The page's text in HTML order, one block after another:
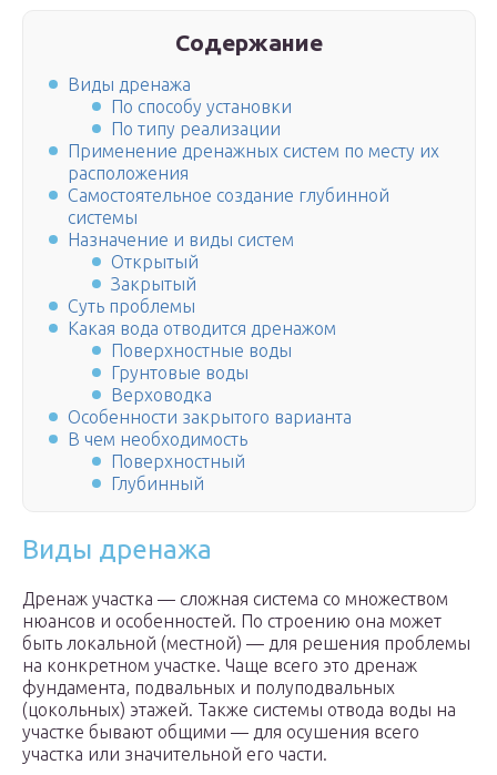
Содержание
Виды дренажа
По способу установки
По типу реализации
Применение дренажных систем по месту их
расположения
Самостоятельное создание глубинной
системы
Назначение и виды систем
Открытый
Закрытый
Суть проблемы
Какая вода отводится дренажом
Поверхностные воды
Грунтовые воды
Верховодка
Особенности закрытого варианта
В чем необходимость
Поверхностный
Глубинный
Виды дренажа
Дренаж участка — сложная система со множеством
нюансов и особенностей. По строению она может
быть локальной (местной) — для решения проблемы
на конкретном участке. Чаще всего это дренаж
фундамента, подвальных и полуподвальных
(цокольных) этажей. Также системы отвода воды на
участке бывают общими — для осушения всего
участка или значительной его части.